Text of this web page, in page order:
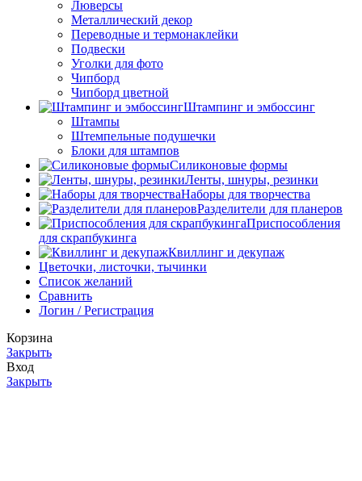
Люверсы
Металлический декор
Переводные и термонаклейки
Подвески
Уголки для фото
Чипборд
Чипборд цветной
Штампинг и эмбоссинг
Штампы
Штемпельные подушечки
Блоки для штампов
Силиконовые формы
Ленты, шнуры, резинки
Наборы для творчества
Разделители для планеров
Приспособления
для скрапбукинга
Квиллинг и декупаж
Цветочки, листочки, тычинки
Список желаний
Сравнить
Логин / Регистрация
Корзина
Закрыть
Вход
Закрыть